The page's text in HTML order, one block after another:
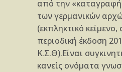
από την
των γερμανικών
(εκπληκτικό κείμενο,
περιοδική έκδοση
Κ.Σ.Θ).Είναι
κανείς ονόματα